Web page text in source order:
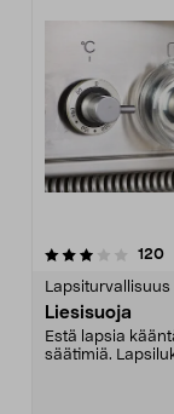
120
Lapsiturvallisuus
Liesisuoja
Estä lapsia
säätimiä.
4.5